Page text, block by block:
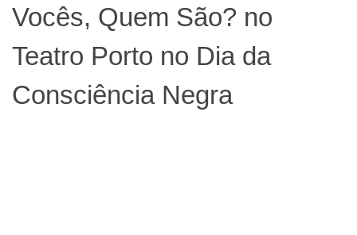
Vocês, Quem São? no
Teatro Porto no Dia da
Consciência Negra